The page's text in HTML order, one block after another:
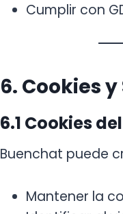
Cumplir con
6. Cookies
6.1 Cookies
Buenchat puede
Mantener la